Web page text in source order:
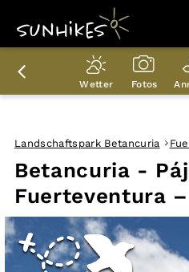
WANDERZIELE
WANDERUNGEN
ENTDECKEN
PLANER
Wetter Fotos
Betancuria -
Fuerteventura
Landschaftspark Betancuria